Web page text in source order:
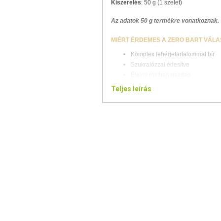
Kiszerelés: 50 g (1 szelet)
Az adatok 50 g termékre vonatkoznak.
MIÉRT ÉRDEMES A ZERO BART
Komplex fehérjetartalommal bír
Szukralózzal édesítve
Bevonat nélkül kapható
Teljes leírás